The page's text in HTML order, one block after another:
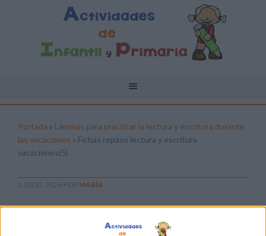
Portada » Láminas para practicar la lectura y escritura durante
las vacaciones » Fichas repaso lectura y escritura
vacaciones(5)
3 JULIO, 2026 POR MARÍA
vacaciones(5)